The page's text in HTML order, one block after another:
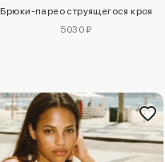
Брюки-парео струящегося кроя
5030 ₽